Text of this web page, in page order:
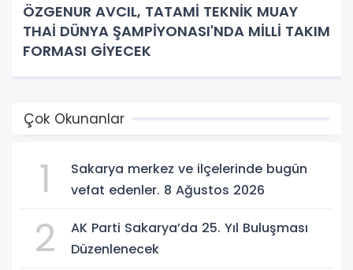
ÖZGENUR AVCIL, TATAMİ TEKNİK MUAY
THAİ DÜNYA ŞAMPİYONASI'NDA MİLLİ TAKIM
FORMASI GİYECEK
Çok Okunanlar
1
Sakarya merkez ve ilçelerinde bugün
vefat edenler. 8 Ağustos 2026
2
AK Parti Sakarya’da 25. Yıl Buluşması
Düzenlenecek